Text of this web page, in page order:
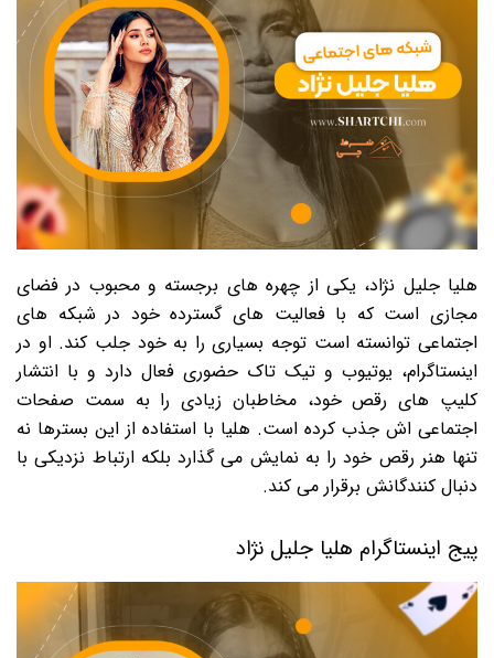
هلیا جلیل نژاد، یکی از چهره های برجسته و محبوب در فضای
مجازی است که با فعالیت های گسترده خود در شبکه های
اجتماعی توانسته است توجه بسیاری را به خود جلب کند. او در
اینستاگرام، یوتیوب و تیک تاک حضوری فعال دارد و با انتشار
کلیپ های رقص خود، مخاطبان زیادی را به سمت صفحات
اجتماعی اش جذب کرده است. هلیا با استفاده از این بسترها نه
تنها هنر رقص خود را به نمایش می گذارد بلکه ارتباط نزدیکی با
دنبال کنندگانش برقرار می کند.
پیج اینستاگرام هلیا جلیل نژاد